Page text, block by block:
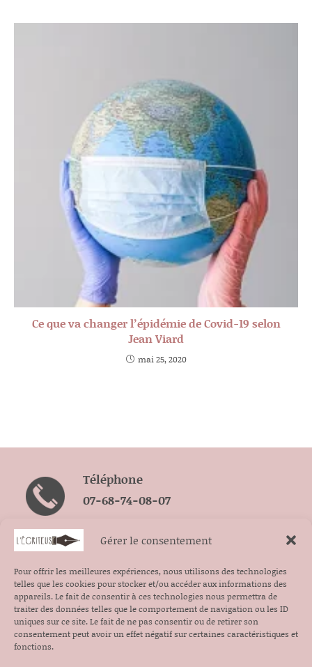
Gérer le consentement
Pour offrir les meilleures expériences, nous utilisons des technologies
telles que les cookies pour stocker et/ou accéder aux informations des
appareils. Le fait de consentir à ces technologies nous permettra de
traiter des données telles que le comportement de navigation ou les ID
uniques sur ce site. Le fait de ne pas consentir ou de retirer son
consentement peut avoir un effet négatif sur certaines caractéristiques et
fonctions.
Ce que va changer l’épidémie de Covid-19 selon
Jean Viard
mai 25, 2020
Téléphone
07-68-74-08-07
Contact
contact@lecriteuse.com